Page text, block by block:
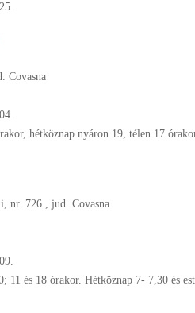
25.
Covasna
04.
hétköznap nyáron 19, télen 17
nr. 726., jud. Covasna
09.
11 és 18 órakor. Hétköznap 7- 7,30 és